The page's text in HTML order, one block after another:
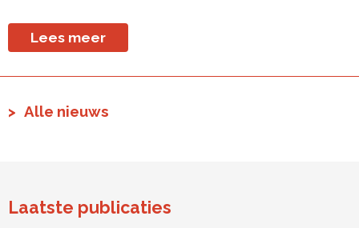
Lees meer
Alle nieuws
Laatste publicaties